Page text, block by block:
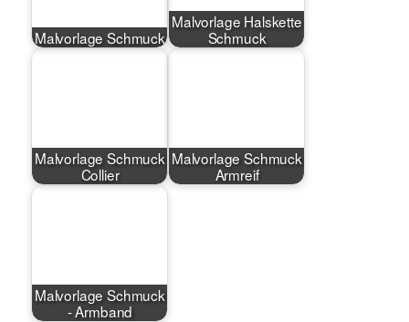
Malvorlage Schmuck
Malvorlage Halskette
Schmuck
Malvorlage Schmuck
Collier
Malvorlage Schmuck
Armreif
Malvorlage Schmuck
- Armband